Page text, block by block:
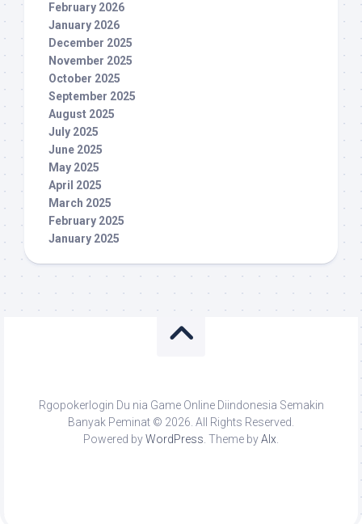
February 2026
January 2026
December 2025
November 2025
October 2025
September 2025
August 2025
July 2025
June 2025
May 2025
April 2025
March 2025
February 2025
January 2025
Rgopokerlogin Du nia Game Online Diindonesia Semakin
Banyak Peminat © 2026. All Rights Reserved.
Powered byWordPress. Theme byAlx.